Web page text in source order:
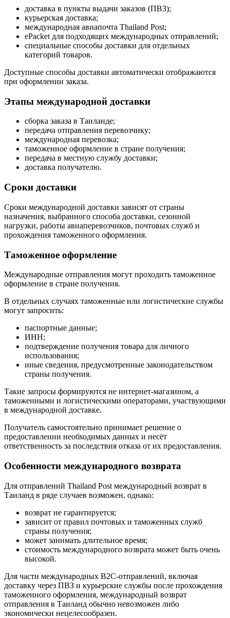
доставка в пункты выдачи заказов (ПВЗ);
курьерская доставка;
международная авиапочта Thailand Post;
ePacket для подходящих международных отправлений;
специальные способы доставки для отдельных
категорий товаров.
Доступные способы доставки автоматически отображаются
при оформлении заказа.
Этапы международной доставки
сборка заказа в Таиланде;
передача отправления перевозчику;
международная перевозка;
таможенное оформление в стране получения;
передача в местную службу доставки;
доставка получателю.
Сроки доставки
Сроки международной доставки зависят от страны
назначения, выбранного способа доставки, сезонной
нагрузки, работы авиаперевозчиков, почтовых служб и
прохождения таможенного оформления.
Таможенное оформление
Международные отправления могут проходить таможенное
оформление в стране получения.
В отдельных случаях таможенные или логистические службы
могут запросить:
паспортные данные;
ИНН;
подтверждение получения товара для личного
использования;
иные сведения, предусмотренные законодательством
страны получения.
Такие запросы формируются не интернет-магазином, а
таможенными и логистическими операторами, участвующими
в международной доставке.
Получатель самостоятельно принимает решение о
предоставлении необходимых данных и несёт
ответственность за последствия отказа от их предоставления.
Особенности международного возврата
Для отправлений Thailand Post международный возврат в
Таиланд в ряде случаев возможен, однако:
возврат не гарантируется;
зависит от правил почтовых и таможенных служб
страны получения;
может занимать длительное время;
стоимость международного возврата может быть очень
высокой.
Для части международных B2C-отправлений, включая
доставку через ПВЗ и курьерские службы после прохождения
таможенного оформления, международный возврат
отправления в Таиланд обычно невозможен либо
экономически нецелесообразен.